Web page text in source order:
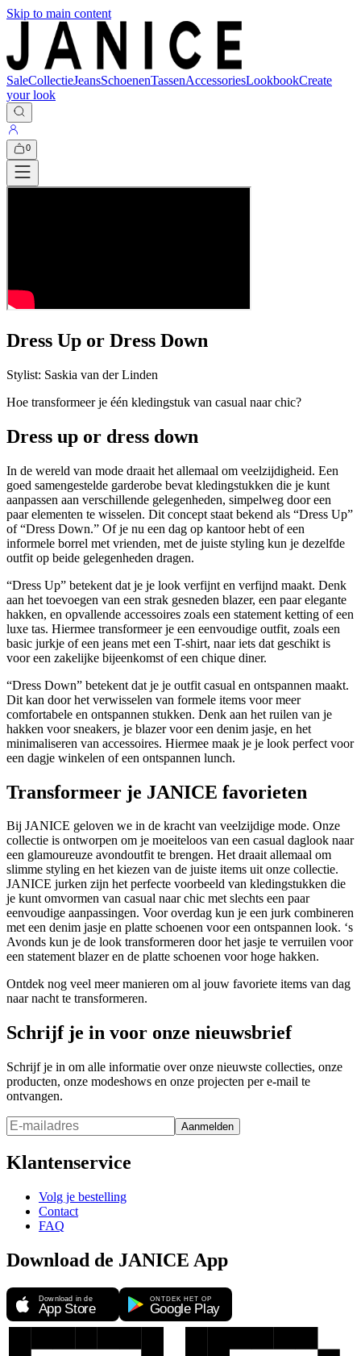
Skip to main content
SaleCollectieJeansSchoenenTassenAccessoriesLookbookCreate
your look
0
Dress Up or Dress Down
Stylist: Saskia van der Linden
Hoe transformeer je één kledingstuk van casual naar chic?
Dress up or dress down
In de wereld van mode draait het allemaal om veelzijdigheid. Een
goed samengestelde garderobe bevat kledingstukken die je kunt
aanpassen aan verschillende gelegenheden, simpelweg door een
paar elementen te wisselen. Dit concept staat bekend als “Dress Up”
of “Dress Down.” Of je nu een dag op kantoor hebt of een
informele borrel met vrienden, met de juiste styling kun je dezelfde
outfit op beide gelegenheden dragen.
“Dress Up” betekent dat je je look verfijnt en verfijnd maakt. Denk
aan het toevoegen van een strak gesneden blazer, een paar elegante
hakken, en opvallende accessoires zoals een statement ketting of een
luxe tas. Hiermee transformeer je een eenvoudige outfit, zoals een
basic jurkje of een jeans met een T-shirt, naar iets dat geschikt is
voor een zakelijke bijeenkomst of een chique diner.
“Dress Down” betekent dat je je outfit casual en ontspannen maakt.
Dit kan door het verwisselen van formele items voor meer
comfortabele en ontspannen stukken. Denk aan het ruilen van je
hakken voor sneakers, je blazer voor een denim jasje, en het
minimaliseren van accessoires. Hiermee maak je je look perfect voor
een dagje winkelen of een ontspannen lunch.
Transformeer je JANICE favorieten
Bij JANICE geloven we in de kracht van veelzijdige mode. Onze
collectie is ontworpen om je moeiteloos van een casual daglook naar
een glamoureuze avondoutfit te brengen. Het draait allemaal om
slimme styling en het kiezen van de juiste items uit onze collectie.
JANICE jurken zijn het perfecte voorbeeld van kledingstukken die
je kunt omvormen van casual naar chic met slechts een paar
eenvoudige aanpassingen. Voor overdag kun je een jurk combineren
met een denim jasje en platte schoenen voor een ontspannen look. ‘s
Avonds kun je de look transformeren door het jasje te verruilen voor
een statement blazer en de platte schoenen voor hoge hakken.
Ontdek nog veel meer manieren om al jouw favoriete items van dag
naar nacht te transformeren.
Schrijf je in voor onze nieuwsbrief
Schrijf je in om alle informatie over onze nieuwste collecties, onze
producten, onze modeshows en onze projecten per e-mail te
ontvangen.
Aanmelden
Klantenservice
Volg je bestelling
Contact
FAQ
Download de JANICE App